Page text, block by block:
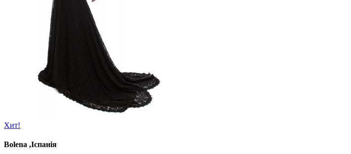
Хит!
Bolena ,Іспанія